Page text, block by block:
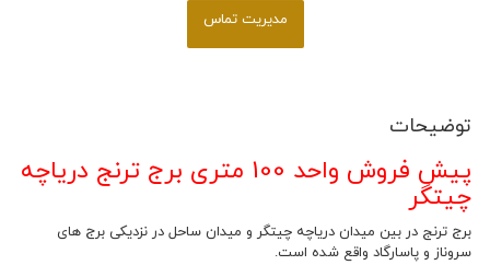
مدیریت تماس
توضیحات
پیش فروش واحد 100 متری برج ترنج دریاچه
چیتگر
برج ترنج در بین میدان دریاچه چیتگر و میدان ساحل در نزدیکی برج های
سروناز و پاسارگاد واقع شده است.